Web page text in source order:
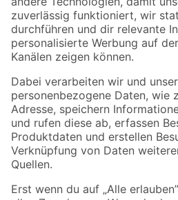
Zur Newsletter Anmeldung
Folge uns
Zahlungsarten
Sicher einkaufen